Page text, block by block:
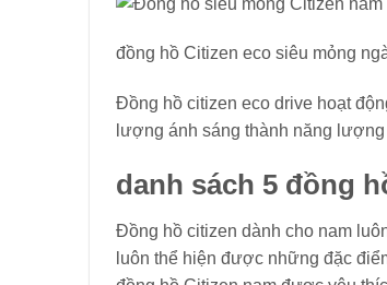
đồng hồ Citizen eco siêu mỏng
Đồng hồ citizen eco drive hoạt
lượng ánh sáng thành năng
danh sách 5 đồng
Đồng hồ citizen dành cho nam
luôn thể hiện được những đặc